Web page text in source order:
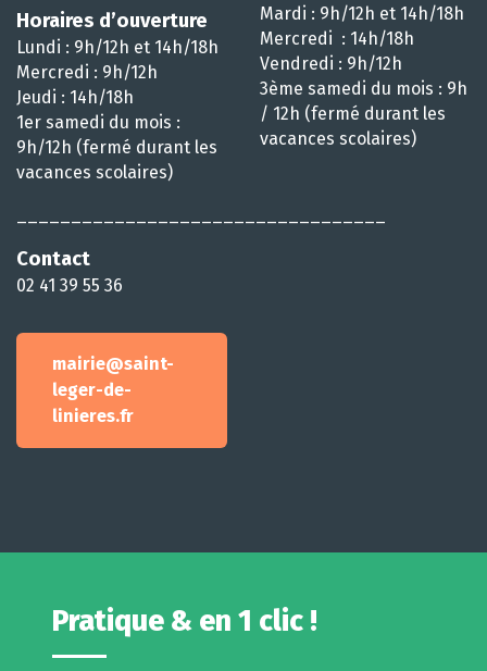
Horaires d’ouverture
Lundi : 9h/12h et 14h/18h
Mercredi : 9h/12h
Jeudi : 14h/18h
1er samedi du mois :
9h/12h (fermé durant les
vacances scolaires)
Contact
02 41 39 55 36
mairie@saint-
leger-de-
linieres.fr
Mardi : 9h/12h et 14h/18h
Mercredi : 14h/18h
Vendredi : 9h/12h
3ème samedi du mois : 9h
/ 12h (fermé durant les
vacances scolaires)
Pratique & en 1 clic !